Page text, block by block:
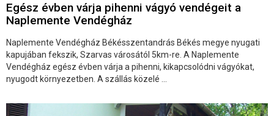
Egész évben várja pihenni vágyó vendégeit a
Naplemente Vendégház
Naplemente Vendégház Békésszentandrás Békés megye nyugati
kapujában fekszik, Szarvas városától 5km-re. A Naplemente
Vendégház egész évben várja a pihenni, kikapcsolódni vágyókat,
nyugodt környezetben. A szállás közelé ...